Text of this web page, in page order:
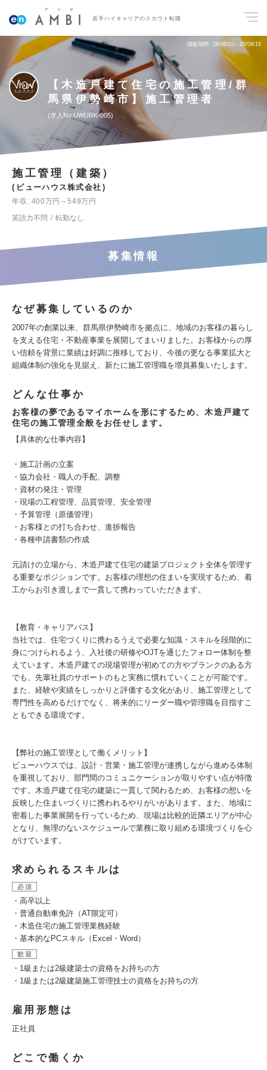
若手ハイキャリアのスカウト転職
掲載期間 26/08/03～26/08/16
【木造戸建て住宅の施工管理/群
馬県伊勢崎市】施工管理者
求人No.UWURK-005
施工管理（建築）
ビューハウス株式会社
年収
400万円～549万円
英語力不問
転勤なし
募集情報
なぜ募集しているのか
2007年の創業以来、群馬県伊勢崎市を拠点に、地域のお客様の暮らし
を支える住宅・不動産事業を展開してまいりました。お客様からの厚
い信頼を背景に業績は好調に推移しており、今後の更なる事業拡大と
組織体制の強化を見据え、新たに施工管理職を増員募集いたします。
どんな仕事か
お客様の夢であるマイホームを形にするため、木造戸建て
住宅の施工管理全般をお任せします。
【具体的な仕事内容】
・施工計画の立案
・協力会社・職人の手配、調整
・資材の発注・管理
・現場の工程管理、品質管理、安全管理
・予算管理（原価管理）
・お客様との打ち合わせ、進捗報告
・各種申請書類の作成
元請けの立場から、木造戸建て住宅の建築プロジェクト全体を管理す
る重要なポジションです。お客様の理想の住まいを実現するため、着
工からお引き渡しまで一貫して携わっていただきます。
【教育・キャリアパス】
当社では、住宅づくりに携わるうえで必要な知識・スキルを段階的に
身につけられるよう、入社後の研修やOJTを通じたフォロー体制を整
えています。木造戸建ての現場管理が初めての方やブランクのある方
でも、先輩社員のサポートのもと実務に慣れていくことが可能です。
また、経験や実績をしっかりと評価する文化があり、施工管理として
専門性を高めるだけでなく、将来的にリーダー職や管理職を目指すこ
ともできる環境です。
【弊社の施工管理として働くメリット】
ビューハウスでは、設計・営業・施工管理が連携しながら進める体制
を重視しており、部門間のコミュニケーションが取りやすい点が特徴
です。木造戸建て住宅の建築に一貫して関わるため、お客様の想いを
反映した住まいづくりに携われるやりがいがあります。また、地域に
密着した事業展開を行っているため、現場は比較的近隣エリアが中心
となり、無理のないスケジュールで業務に取り組める環境づくりを心
がけています。
求められるスキルは
必須
・高卒以上
・普通自動車免許（AT限定可）
・木造住宅の施工管理業務経験
・基本的なPCスキル（Excel・Word）
歓迎
・1級または2級建築士の資格をお持ちの方
・1級または2級建築施工管理技士の資格をお持ちの方
雇用形態は
正社員
どこで働くか